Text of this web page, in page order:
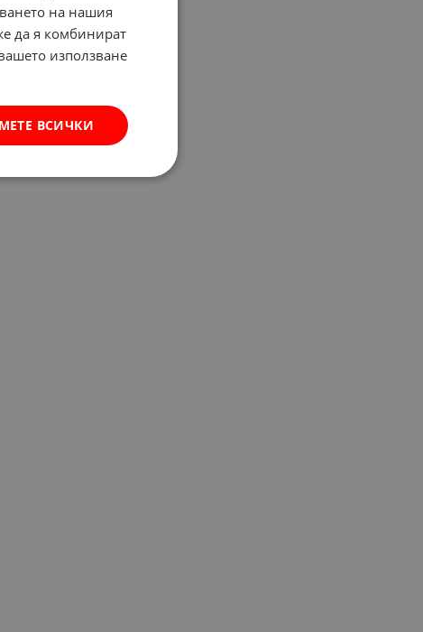
на нашия
да я комбинират
използване
ВСИЧКИ